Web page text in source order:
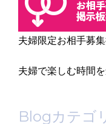
夫婦限定お相手募
夫婦で楽しむ時間
Blogカテゴ